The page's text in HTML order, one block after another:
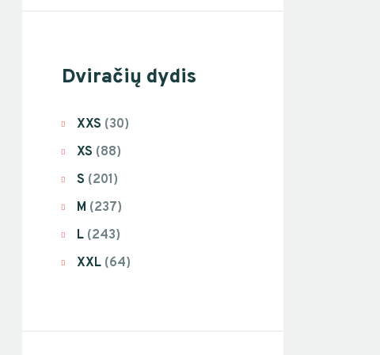
Dviračių dydis
XXS (30)
XS (88)
S (201)
M (237)
L (243)
XXL (64)